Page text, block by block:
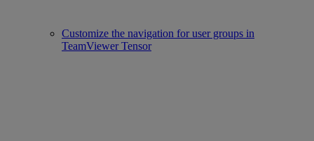
Customize the navigation for user groups in
TeamViewer Tensor